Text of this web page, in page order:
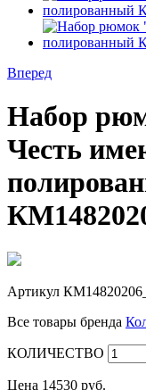
Вперед
Набор
Честь
Артикул
Все товары бренда
КОЛИЧЕСТВО
Цена 14530 руб.